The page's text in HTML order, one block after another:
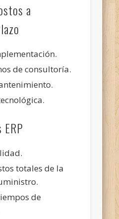
a
de consultoría.
totales de la
de